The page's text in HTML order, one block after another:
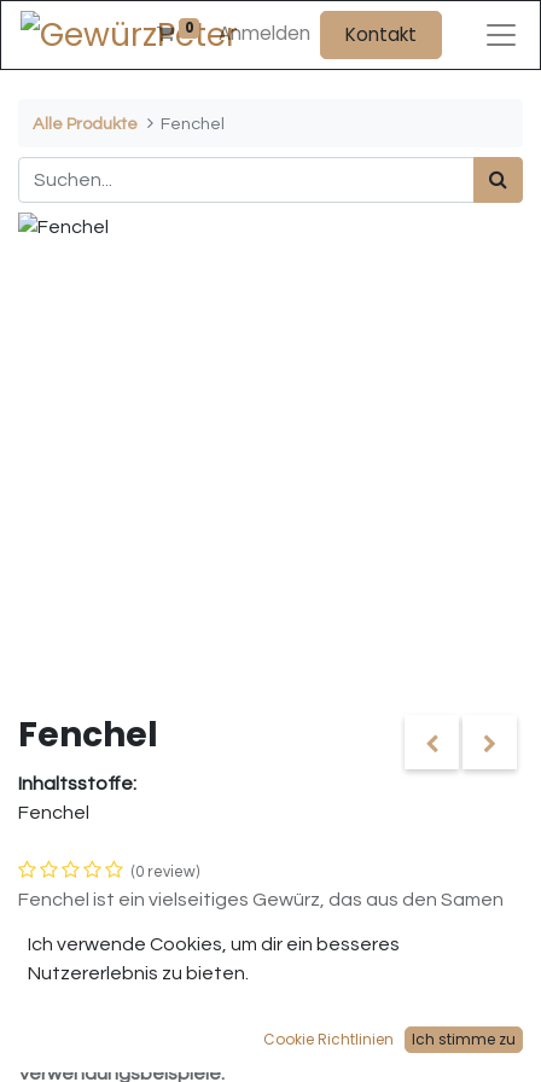
0 Anmelden Kontakt
Alle Produkte Fenchel
Fenchel
Inhaltsstoffe:
Fenchel
(0 review)
Fenchel ist ein vielseitiges Gewürz, das aus den Samen
süßlichen und anisartigen Geschmack und wird häufig in
Verwendungsbeispiele:
Ich verwende Cookies, um dir ein besseres
Nutzererlebnis zu bieten.
Cookie Richtlinien Ich stimme zu